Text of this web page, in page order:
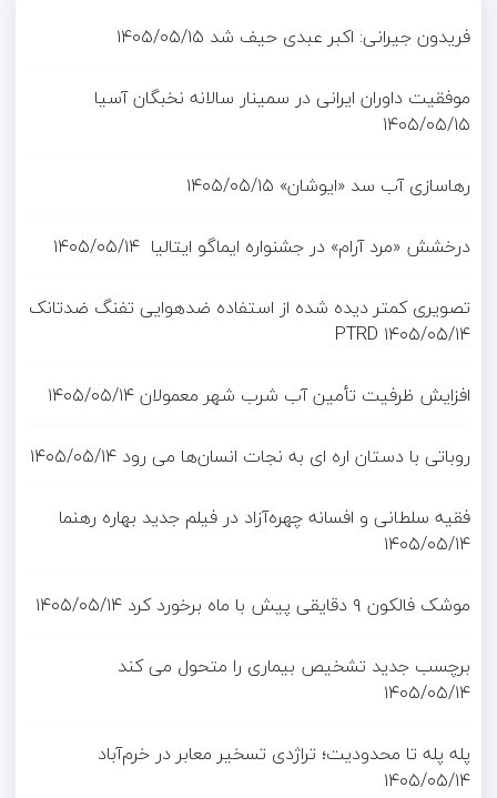
فریدون جیرانی: اکبر عبدی حیف شد ۱۴۰۵/۰۵/۱۵
موفقیت داوران ایرانی در سمینار سالانه نخبگان آسیا
۱۴۰۵/۰۵/۱۵
رهاسازی آب سد «ایوشان» ۱۴۰۵/۰۵/۱۵
درخشش «مرد آرام» در جشنواره ایماگو ایتالیا ۱۴۰۵/۰۵/۱۴
تصویری کمتر دیده شده از استفاده ضدهوایی تفنگ ضدتانک
PTRD ۱۴۰۵/۰۵/۱۴
افزایش ظرفیت تأمین آب شرب شهر معمولان۱۴۰۵/۰۵/۱۴
روباتی با دستان اره ای به نجات انسان‌ها می رود ۱۴۰۵/۰۵/۱۴
فقیه سلطانی و افسانه چهره‌آزاد در فیلم جدید بهاره رهنما
۱۴۰۵/۰۵/۱۴
موشک فالکون ۹ دقایقی پیش با ماه برخورد کرد
۱۴۰۵/۰۵/۱۴
برچسب جدید تشخیص بیماری را متحول می کند
۱۴۰۵/۰۵/۱۴
پله پله تا محدودیت؛ تراژدی تسخیر معابر در خرم‌آباد
۱۴۰۵/۰۵/۱۴